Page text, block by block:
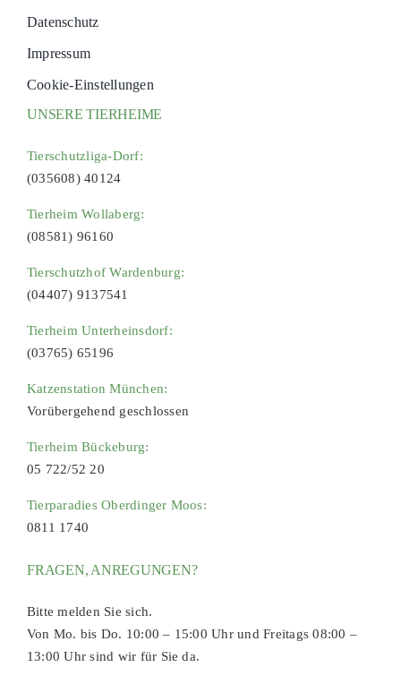
Datenschutz
Impressum
Cookie-Einstellungen
UNSERE TIERHEIME
Tierschutzliga-Dorf:
(035608) 40124
Tierheim Wollaberg:
(08581) 96160
Tierschutzhof Wardenburg:
(04407) 9137541
Tierheim Unterheinsdorf:
(03765) 65196
Katzenstation München:
Vorübergehend geschlossen
Tierheim Bückeburg:
05 722/52 20
Tierparadies Oberdinger Moos:
0811 1740
FRAGEN, ANREGUNGEN?
Bitte melden Sie sich.
Von Mo. bis Do. 10:00 – 15:00 Uhr und Freitags 08:00 –
13:00 Uhr sind wir für Sie da.